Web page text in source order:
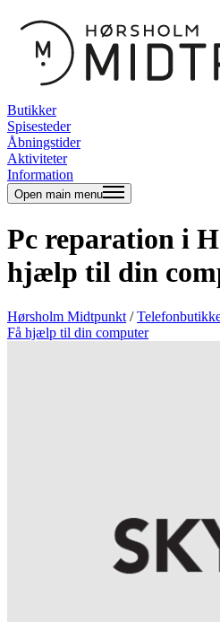
Butikker
Spisesteder
Åbningstider
Aktiviteter
Information
Open main menu
Pc reparation i
hjælp til din
Hørsholm Midtpunkt /
Få hjælp til din computer